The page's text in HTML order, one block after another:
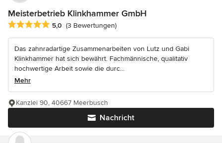
Meisterbetrieb Klinkhammer GmbH
Durchschnittliche Bewertung: 5 von 5 Sternen
5,0 (3 Bewertungen)
Das zahnradartige Zusammenarbeiten von Lutz und Gabi
Klinkhammer hat sich bewährt. Fachmännische, qualitativ
hochwertige Arbeit sowie die durc...
Mehr
Nachricht
Kanzlei 90, 40667 Meerbusch